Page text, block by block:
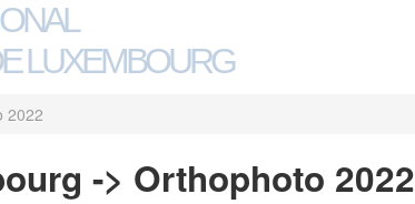
LUXEMBOURG
2022
-> Orthophoto 2022